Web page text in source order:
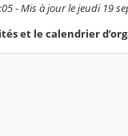
- Mis à jour le jeudi 19
et le calendrier